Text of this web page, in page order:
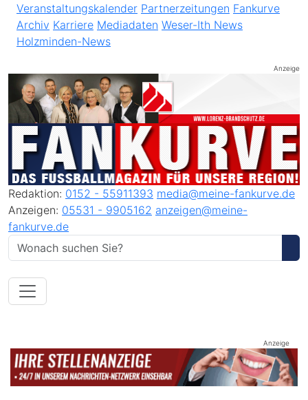
Veranstaltungskalender Partnerzeitungen Fankurve
Archiv Karriere Mediadaten Weser-Ith News
Holzminden-News
Anzeige
Redaktion: 0152 - 55911393 media@meine-fankurve.de
Anzeigen: 05531 - 9905162 anzeigen@meine-
fankurve.de
Anzeige